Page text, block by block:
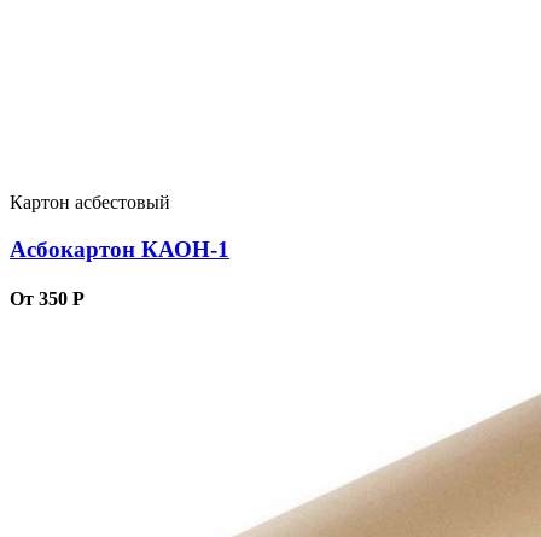
Картон асбестовый
Асбокартон КАОН-1
От 350 Р